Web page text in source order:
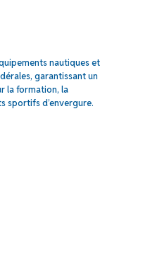
nautiques et
garantissant un
la formation, la
sportifs d’envergure.